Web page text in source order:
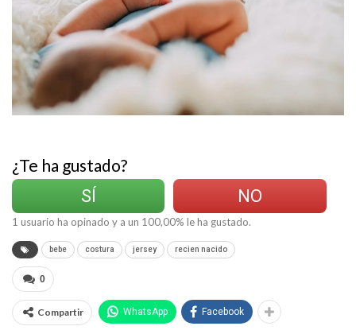
¿Te ha gustado?
SÍ
NO
1 usuario ha opinado y a un 100,00% le ha gustado.
bebe costura jersey recien nacido
0
Compartir WhatsApp Facebook